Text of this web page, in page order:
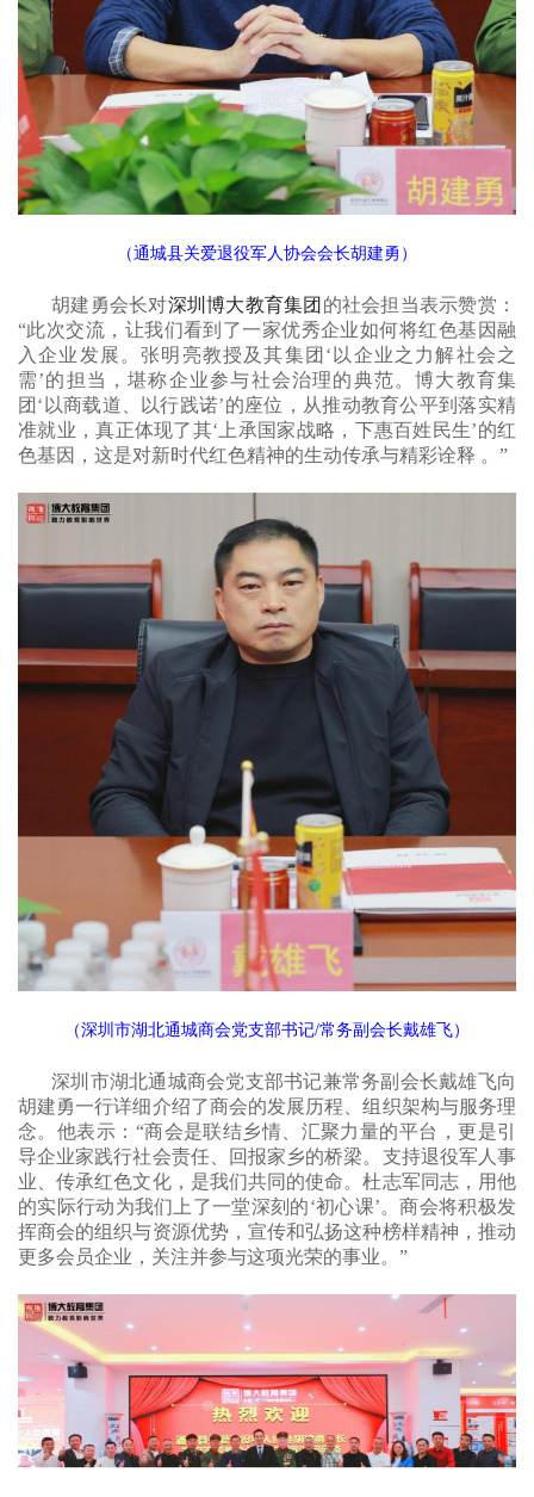
（通城县关爱退役军人协会会长胡建勇）
胡建勇会长对深圳博大教育集团 的社会担当表示赞赏：
“此次交流，让我们看到了一家优秀企业如何将红色基因融
入企业发展。张明亮教授及其集团‘以企业之力解社会之
需’的担当，堪称企业参与社会治理的典范。博大教育集
团‘以商载道、以行践诺’的座位，从推动教育公平到落实精
准就业，真正体现了其‘上承国家战略，下惠百姓民生’的红
色基因，这是对新时代红色精神的生动传承与精彩诠释 。”
（深圳市湖北通城商会党支部书记/常务副会长戴雄飞）
深圳市湖北通城商会党支部书记兼常务副会长戴雄飞向
胡建勇一行详细介绍了商会的发展历程、组织架构与服务理
念。他表示： “商会是联结乡情、汇聚力量的平台，更是引
导企业家践行社会责任、回报家乡的桥梁。支持退役军人事
业、传承红色文化，是我们共同的使命。杜志军同志，用他
的实际行动为我们上了一堂深刻的‘初心课’。商会将积极发
挥商会的组织与资源优势，宣传和弘扬这种榜样精神，推动
更多会员企业，关注并参与这项光荣的事业。”